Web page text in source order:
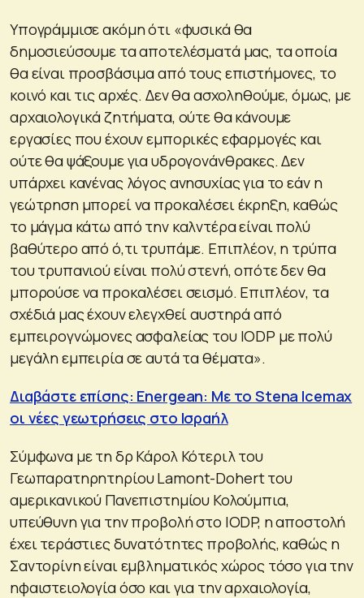
Υπογράμμισε ακόμη ότι «φυσικά θα
δημοσιεύσουμε τα αποτελέσματά μας, τα οποία
θα είναι προσβάσιμα από τους επιστήμονες, το
κοινό και τις αρχές. Δεν θα ασχοληθούμε, όμως, με
αρχαιολογικά ζητήματα, ούτε θα κάνουμε
εργασίες που έχουν εμπορικές εφαρμογές και
ούτε θα ψάξουμε για υδρογονάνθρακες. Δεν
υπάρχει κανένας λόγος ανησυχίας για το εάν η
γεώτρηση μπορεί να προκαλέσει έκρηξη, καθώς
το μάγμα κάτω από την καλντέρα είναι πολύ
βαθύτερο από ό,τι τρυπάμε. Επιπλέον, η τρύπα
του τρυπανιού είναι πολύ στενή, οπότε δεν θα
μπορούσε να προκαλέσει σεισμό. Επιπλέον, τα
σχέδιά μας έχουν ελεγχθεί αυστηρά από
εμπειρογνώμονες ασφαλείας του IODP με πολύ
μεγάλη εμπειρία σε αυτά τα θέματα».
Διαβάστε επίσης: Energean: Με το Stena Icemax
οι νέες γεωτρήσεις στο Ισραήλ
Σύμφωνα με τη δρ Κάρολ Κότεριλ του
Γεωπαρατηρητηρίου Lamont-Dohert του
αμερικανικού Πανεπιστημίου Κολούμπια,
υπεύθυνη για την προβολή στο IODP, η αποστολή
έχει τεράστιες δυνατότητες προβολής, καθώς η
Σαντορίνη είναι εμβληματικός χώρος τόσο για την
ηφαιστειολογία όσο και για την αρχαιολογία,